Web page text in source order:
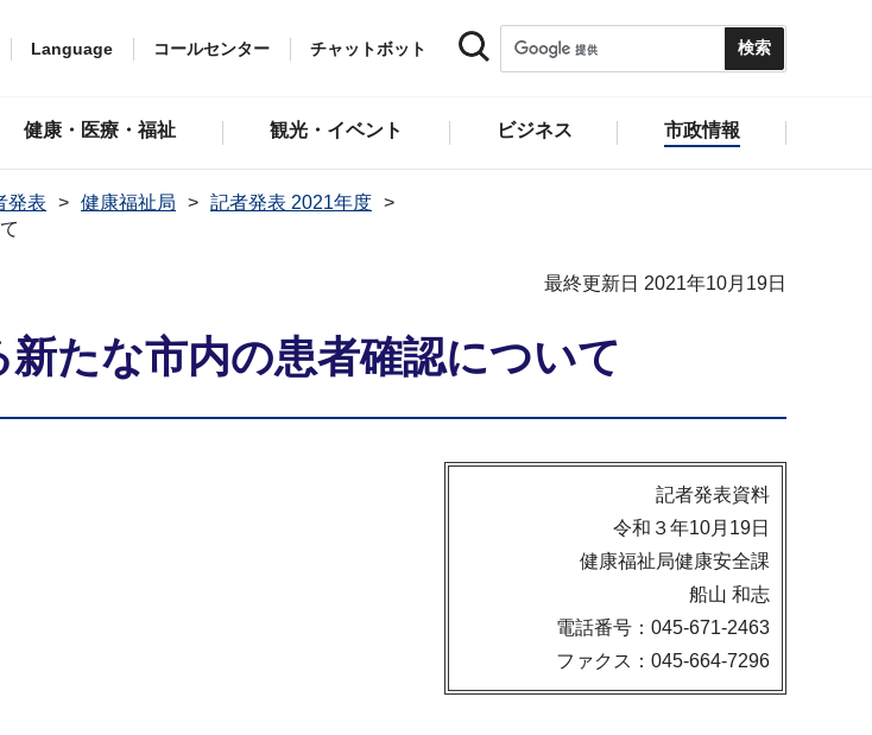
Language コールセンター チャットボット
健康・医療・福祉 観光・イベント ビジネス 市政情報
発表 健康福祉局
記者発表 2021年度
最終更新日 2021年10月19日
たな市内の患者確認について
記者発表資料
令和３年10月19日
健康福祉局健康安全課
船山 和志
電話番号：045-671-2463
ファクス：045-664-7296